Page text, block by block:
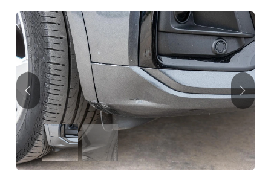
Précédent